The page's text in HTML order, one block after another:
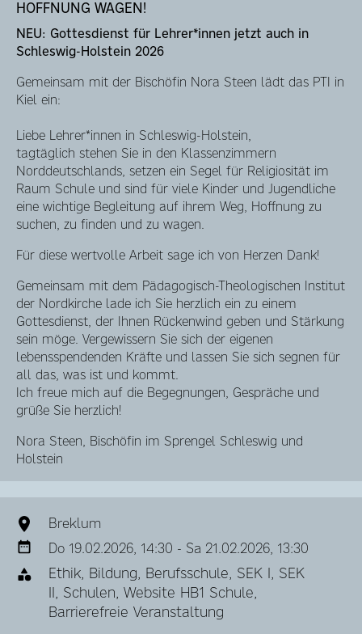
HOFFNUNG WAGEN!
NEU: Gottesdienst für Lehrer*innen jetzt auch in
Schleswig-Holstein 2026
Gemeinsam mit der Bischöfin Nora Steen lädt das PTI in
Kiel ein:
Liebe Lehrer*innen in Schleswig-Holstein,
tagtäglich stehen Sie in den Klassenzimmern
Norddeutschlands, setzen ein Segel für Religiosität im
Raum Schule und sind für viele Kinder und Jugendliche
eine wichtige Begleitung auf ihrem Weg, Hoffnung zu
suchen, zu finden und zu wagen.
Für diese wertvolle Arbeit sage ich von Herzen Dank!
Gemeinsam mit dem Pädagogisch-Theologischen Institut
der Nordkirche lade ich Sie herzlich ein zu einem
Gottesdienst, der Ihnen Rückenwind geben und Stärkung
sein möge. Vergewissern Sie sich der eigenen
lebensspendenden Kräfte und lassen Sie sich segnen für
all das, was ist und kommt.
Ich freue mich auf die Begegnungen, Gespräche und
grüße Sie herzlich!
Nora Steen, Bischöfin im Sprengel Schleswig und
Holstein
Breklum
Do 19.02.2026, 14:30 - Sa 21.02.2026, 13:30
Ethik, Bildung, Berufsschule, SEK I, SEK
II, Schulen, Website HB1 Schule,
Barrierefreie Veranstaltung